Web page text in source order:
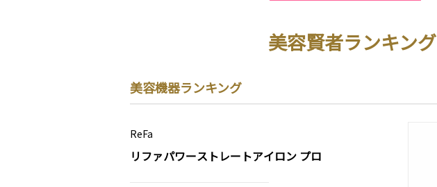
美容賢者ランキング
美容機器ランキング
ReFa
リファパワーストレートアイロン プロ